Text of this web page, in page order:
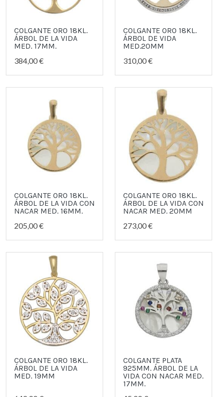
COLGANTE ORO 18KL.
ÁRBOL DE LA VIDA
MED. 17MM.
384,00 €
COLGANTE ORO 18KL.
ÁRBOL DE VIDA
MED.20MM
310,00 €
COLGANTE ORO 18KL.
ÁRBOL DE LA VIDA CON
NACAR MED. 16MM.
205,00 €
COLGANTE ORO 18KL.
ÁRBOL DE LA VIDA CON
NACAR MED. 20MM
273,00 €
COLGANTE ORO 18KL.
ÁRBOL DE LA VIDA
MED. 19MM
COLGANTE PLATA
925MM. ÁRBOL DE LA
VIDA CON NACAR MED.
17MM.